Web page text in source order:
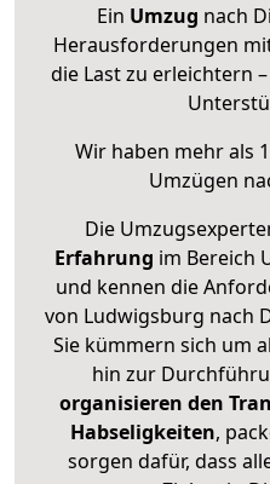
Ein Umzug nach
Herausforderungen
die Last zu erleichtern
Wir haben mehr als
Umzügen
Die
Erfahrung im Bereich
und kennen die
von Ludwigsburg nach
Sie kümmern sich um
hin zur
organisieren den
Habseligkeiten,
sorgen dafür, dass